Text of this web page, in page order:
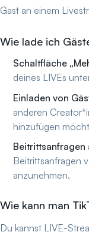
Gast an einem
Wie lade ich
Schaltfläche
deines LIVEs
Einladen von
anderen
hinzufügen
Beitrittsanfragen
Beitrittsanfragen
anzunehmen.
Wie kann man
Du kannst LIVE-